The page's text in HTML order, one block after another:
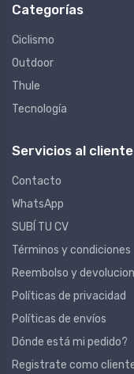
Categorías
Ciclismo
Outdoor
Thule
Tecnología
Servicios al cliente
Contacto
WhatsApp
SUBÍ TU CV
Términos y condiciones
Reembolso y
Políticas de privacidad
Políticas de envíos
Dónde está mi pedido?
Registrate como